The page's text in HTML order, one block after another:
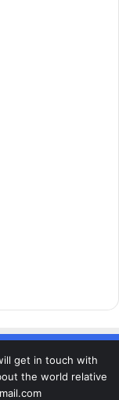
get in touch with
the world relative